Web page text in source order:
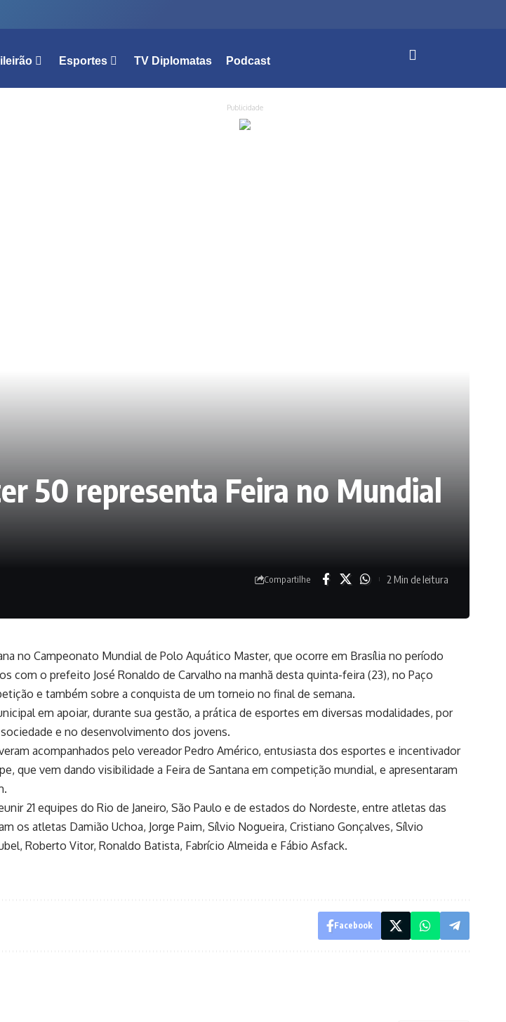
Esportes TV Diplomatas Podcast
Publicidade
50 representa Feira no Mundial
Compartilhe 2 Min de leitura
no Campeonato Mundial de Polo Aquático Master, que ocorre em Brasília no período
o prefeito José Ronaldo de Carvalho na manhã desta quinta-feira (23), no Paço
e também sobre a conquista de um torneio no final de semana.
em apoiar, durante sua gestão, a prática de esportes em diversas modalidades, por
e no desenvolvimento dos jovens.
acompanhados pelo vereador Pedro Américo, entusiasta dos esportes e incentivador
que vem dando visibilidade a Feira de Santana em competição mundial, e apresentaram
21 equipes do Rio de Janeiro, São Paulo e de estados do Nordeste, entre atletas das
os atletas Damião Uchoa, Jorge Paim, Sílvio Nogueira, Cristiano Gonçalves, Sílvio
Roberto Vitor, Ronaldo Batista, Fabrício Almeida e Fábio Asfack.
Facebook